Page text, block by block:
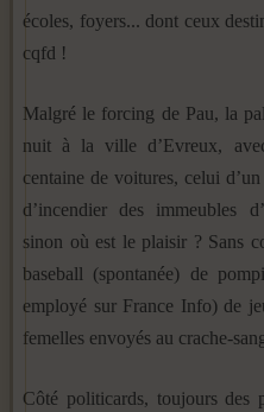
écoles, foyers... dont ceux
cqfd !
Malgré le forcing de Pau, la
nuit à la ville d’Evreux,
centaine de voitures, celui
d’incendier des immeubles
sinon où est le plaisir ? Sans
baseball (spontanée) de
employé sur France Info) de
femelles envoyés au crache-
Côté politicards, toujours des